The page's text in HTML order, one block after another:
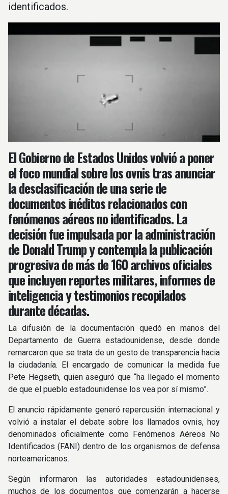
identificados.
El Gobierno de Estados Unidos volvió a poner
el foco mundial sobre los ovnis tras anunciar
la desclasificación de una serie de
documentos inéditos relacionados con
fenómenos aéreos no identificados. La
decisión fue impulsada por la administración
de Donald Trump y contempla la publicación
progresiva de más de 160 archivos oficiales
que incluyen reportes militares, informes de
inteligencia y testimonios recopilados
durante décadas.
La difusión de la documentación quedó en manos del
Departamento de Guerra estadounidense, desde donde
remarcaron que se trata de un gesto de transparencia hacia
la ciudadanía. El encargado de comunicar la medida fue
Pete Hegseth, quien aseguró que “ha llegado el momento
de que el pueblo estadounidense los vea por sí mismo”.
El anuncio rápidamente generó repercusión internacional y
volvió a instalar el debate sobre los llamados ovnis, hoy
denominados oficialmente como Fenómenos Aéreos No
Identificados (FANI) dentro de los organismos de defensa
norteamericanos.
Según informaron las autoridades estadounidenses,
muchos de los documentos que comenzarán a hacerse